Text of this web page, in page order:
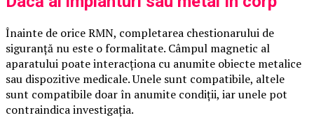
Înainte de orice RMN, completarea chestionarului de
siguranță nu este o formalitate. Câmpul magnetic al
aparatului poate interacționa cu anumite obiecte metalice
sau dispozitive medicale. Unele sunt compatibile, altele
sunt compatibile doar în anumite condiții, iar unele pot
contraindica investigația.